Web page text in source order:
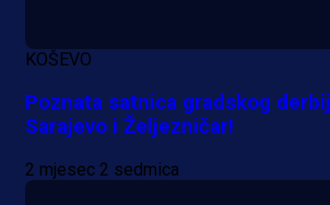
11 h 24 min
A Selekcija
Pogledajte gol:
KOŠEVO
Poznata satnica gradskog
Sarajevo i Željezničar!
2 mjesec 2 sedmica